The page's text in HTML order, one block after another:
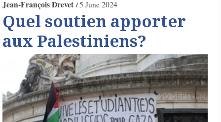
Jean-François Drevet 5 June 2024
Quel soutien apporter
aux Palestiniens?